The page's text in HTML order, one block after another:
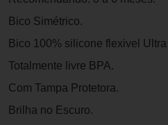
Bico Simétrico.
Bico 100% silicone flexivel Ultra
Totalmente livre BPA.
Com Tampa Protetora.
Brilha no Escuro.